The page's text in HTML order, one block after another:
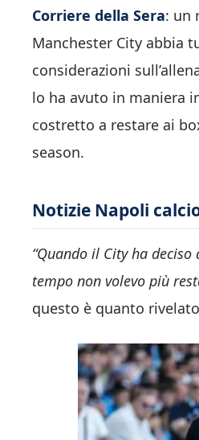
Corriere della Sera: un
Manchester City abbia
considerazioni
lo ha avuto in maniera
costretto a restare ai
season.
Notizie Napoli
“Quando il City ha
tempo non volevo più
questo è quanto